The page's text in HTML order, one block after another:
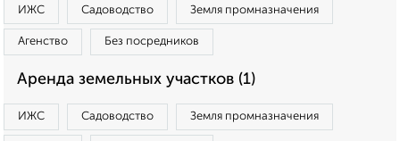
ИЖС Садоводство Земля промназначения
Агенство Без посредников
Аренда земельных участков (1)
ИЖС Садоводство Земля промназначения